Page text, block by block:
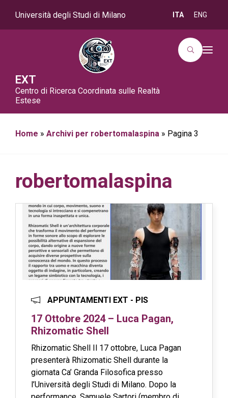
Università degli Studi di Milano ITA ENG
EXT
Centro di Ricerca Coordinata sulle Realtà
Estese
T
v
Home » Archivi per robertomalaspina » Pagina 3
robertomalaspina
APPUNTAMENTI EXT - PIS
17 Ottobre 2024 – Luca Pagan,
Rhizomatic Shell
Rhizomatic Shell Il 17 ottobre, Luca Pagan
presenterà Rhizomatic Shell durante la
giornata Ca’ Granda Filosofica presso
l’Università degli Studi di Milano. Dopo la